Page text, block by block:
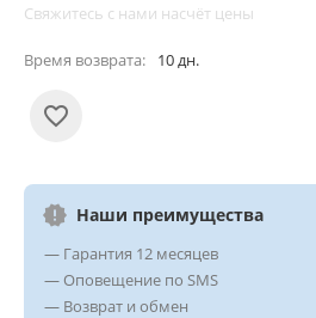
Свяжитесь с нами насчёт цены
Время возврата: 10 дн.
Наши преимущества
— Гарантия 12 месяцев
— Оповещение по SMS
— Возврат и обмен